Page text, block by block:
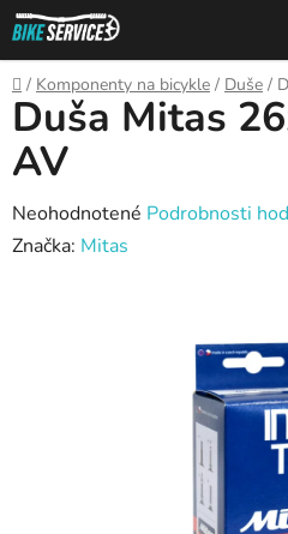
Prejsť
na
obsah
Domov
/ Komponenty na bicykle / Duše /
Duša Mitas
AV
Priemerné
hodnotenie
Neohodnotené Podrobnosti
Značka: Mitas